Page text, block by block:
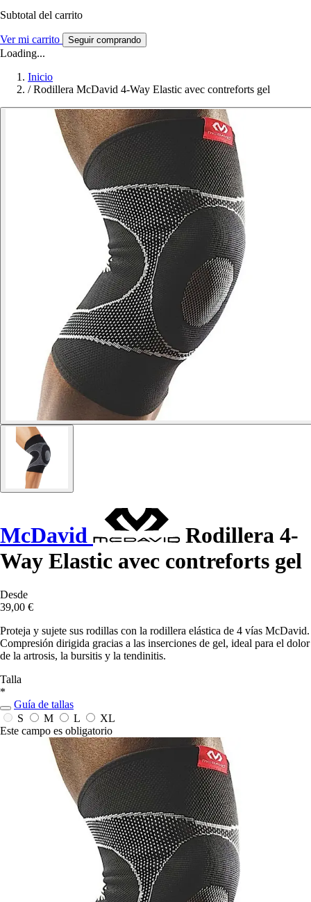
Subtotal del carrito
Ver mi carrito Seguir comprando
Loading...
Inicio
/ Rodillera McDavid 4-Way Elastic avec contreforts gel
McDavid
Rodillera 4-
Way Elastic avec contreforts gel
Desde
39,00 €
Proteja y sujete sus rodillas con la rodillera elástica de 4 vías McDavid.
Compresión dirigida gracias a las inserciones de gel, ideal para el dolor
de la artrosis, la bursitis y la tendinitis.
Talla
*
Guía de tallas
S
M L
XL
Este campo es obligatorio